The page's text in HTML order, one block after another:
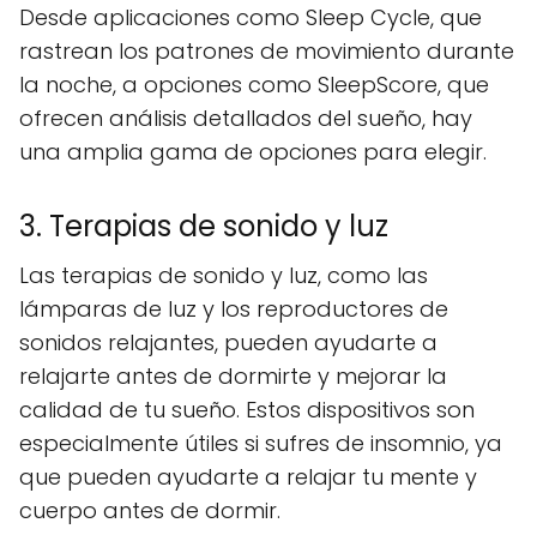
Desde aplicaciones como Sleep Cycle, que
rastrean los patrones de movimiento durante
la noche, a opciones como SleepScore, que
ofrecen análisis detallados del sueño, hay
una amplia gama de opciones para elegir.
3. Terapias de sonido y luz
Las terapias de sonido y luz, como las
lámparas de luz y los reproductores de
sonidos relajantes, pueden ayudarte a
relajarte antes de dormirte y mejorar la
calidad de tu sueño. Estos dispositivos son
especialmente útiles si sufres de insomnio, ya
que pueden ayudarte a relajar tu mente y
cuerpo antes de dormir.